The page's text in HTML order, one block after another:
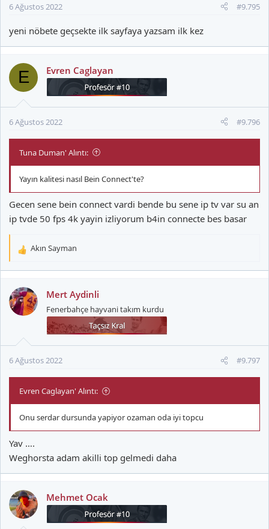
6 Ağustos 2022 #9.795
yeni nöbete geçsekte ilk sayfaya yazsam ilk kez
E Evren Caglayan
6 Ağustos 2022 #9.796
Tuna Duman' Alıntı:
Yayın kalitesi nasıl Bein Connect'te?
Gecen sene bein connect vardi bende bu sene ip tv var su an
ip tvde 50 fps 4k yayin izliyorum b4in connecte bes basar
T
k
i
l
Akın Sayman
Mert Aydinli
Fenerbahçe hayvani takım kurdu
6 Ağustos 2022 #9.797
Evren Caglayan' Alıntı:
Onu serdar dursunda yapiyor ozaman oda iyi topcu
Yav ….
Weghorsta adam akilli top gelmedi daha
Mehmet Ocak